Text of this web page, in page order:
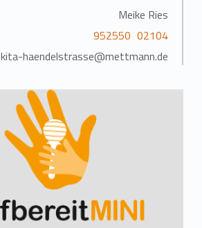
Meike Ries
02104 952550
kita-haendelstrasse@mettmann.de